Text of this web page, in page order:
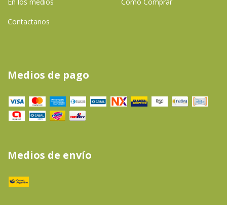
En los medios Cómo Comprar
Contactanos
Medios de pago
Medios de envío